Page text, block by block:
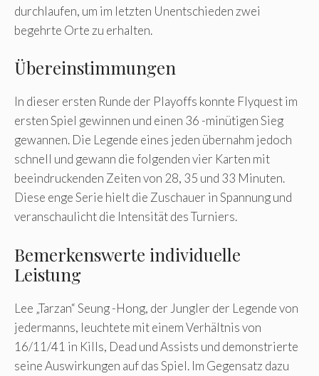
durchlaufen, um im letzten Unentschieden zwei
begehrte Orte zu erhalten.
Übereinstimmungen
In dieser ersten Runde der Playoffs konnte Flyquest im
ersten Spiel gewinnen und einen 36 -minütigen Sieg
gewannen. Die Legende eines jeden übernahm jedoch
schnell und gewann die folgenden vier Karten mit
beeindruckenden Zeiten von 28, 35 und 33 Minuten.
Diese enge Serie hielt die Zuschauer in Spannung und
veranschaulicht die Intensität des Turniers.
Bemerkenswerte individuelle
Leistung
Lee „Tarzan“ Seung -Hong, der Jungler der Legende von
jedermanns, leuchtete mit einem Verhältnis von
16/11/41 in Kills, Dead und Assists und demonstrierte
seine Auswirkungen auf das Spiel. Im Gegensatz dazu